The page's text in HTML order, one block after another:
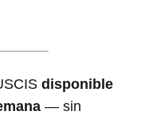
disponible
— sin